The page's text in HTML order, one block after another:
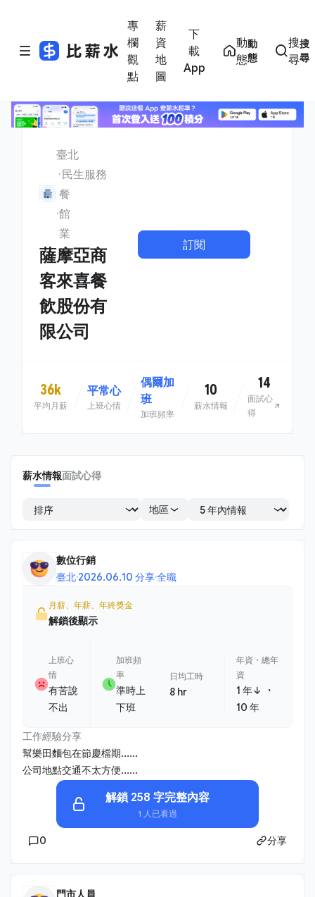
專
欄
觀
點
薪
資
地
圖
下
載
App
動
態
動
態
搜
尋
搜
尋
臺北
民生服務
餐
館
業
薩摩亞商
客來喜餐
飲股份有
限公司
訂閱
36k
平均月薪
平常心
上班心情
偶爾加
班
加班頻率
10
薪水情報
14
面試心
得
薪水情報面試心得
地區
數位行銷
臺北·2026.06.10 分享·全職
月薪、年薪、年終獎金
解鎖後顯示
上班心
情
有苦說
不出
加班頻
率
準時上
下班
日均工時
8 hr
年資・總年
資
1 年↓ ・
10 年
工作經驗分享
幫樂田麵包在節慶檔期......
公司地點交通不太方便......
解鎖 258 字完整內容
1 人已看過
0 分享
門市人員